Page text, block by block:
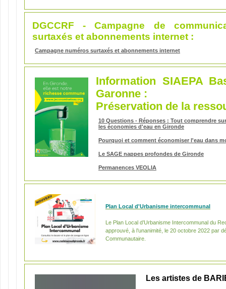
DGCCRF - Campagne de
surtaxés et abonnements internet :
Campagne numéros surtaxés et abonnements internet
Information SIAEPA
Garonne :
Préservation de la
10 Questions - Réponses : Tout comprendre
les économies d'eau en Gironde
Pourquoi et comment économiser l'eau dans
Le SAGE nappes profondes de Gironde
Permanences VEOLIA
Plan Local d'Urbanisme intercommunal
Le Plan Local d’Urbanisme Intercommunal du
approuvé, à l’unanimité, le 20 octobre 2022 par
Communautaire.
Les artistes de